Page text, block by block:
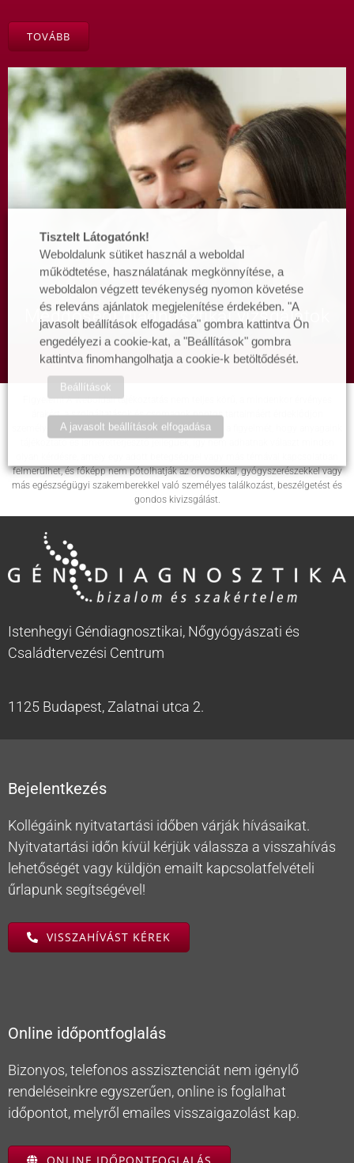
TOVÁBB
Meddőségi diagnosztikai vizsgálatok
Figyelem! A weboldali tájékoztatás nem teljes körű, a mindenkor érvényes
árakért, a szolgáltatások és csomagok pontos tartalmáért érdeklődjön
személyesen intézményünkben! Felhívjuk továbbá a figyelmét, hogy anyagaink
tájékoztató és ismeretterjesztő jellegűek, így nem adhatnak választ minden
felmerülhet, és főképp nem pótolhatják az orvosokkal, gyógyszerészekkel vagy
más egészségügyi szakemberekkel való személyes találkozást, beszélgetést és
gondos kivizsgálást.
Istenhegyi Géndiagnosztikai, Nőgyógyászati és
Családtervezési Centrum
1125 Budapest, Zalatnai utca 2.
Bejelentkezés
Kollégáink nyitvatartási időben várják hívásaikat.
Nyitvatartási időn kívül kérjük válassza a visszahívás
lehetőségét vagy küldjön emailt kapcsolatfelvételi
űrlapunk segítségével!
VISSZAHÍVÁST KÉREK
Online időpontfoglalás
Bizonyos, telefonos asszisztenciát nem igénylő
rendeléseinkre egyszerűen, online is foglalhat
időpontot, melyről emailes visszaigazolást kap.
Tisztelt Látogatónk!
Weboldalunk sütiket használ a weboldal
működtetése, használatának megkönnyítése, a
weboldalon végzett tevékenység nyomon követése
és releváns ajánlatok megjelenítése érdekében. "A
javasolt beállítások elfogadása" gombra kattintva Ön
engedélyezi a cookie-kat, a "Beállítások" gombra
kattintva finomhangolhatja a cookie-k betöltődését.
Beállítások
A javasolt beállítások elfogadása